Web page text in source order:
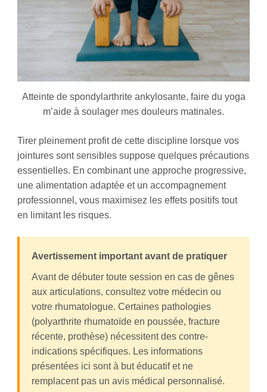
Atteinte de spondylarthrite ankylosante, faire du yoga
m’aide à soulager mes douleurs matinales.
Tirer pleinement profit de cette discipline lorsque vos
jointures sont sensibles suppose quelques précautions
essentielles. En combinant une approche progressive,
une alimentation adaptée et un accompagnement
professionnel, vous maximisez les effets positifs tout
en limitant les risques.
Avertissement important avant de pratiquer
Avant de débuter toute session en cas de gênes
aux articulations, consultez votre médecin ou
votre rhumatologue. Certaines pathologies
(polyarthrite rhumatoïde en poussée, fracture
récente, prothèse) nécessitent des contre-
indications spécifiques. Les informations
présentées ici sont à but éducatif et ne
remplacent pas un avis médical personnalisé.